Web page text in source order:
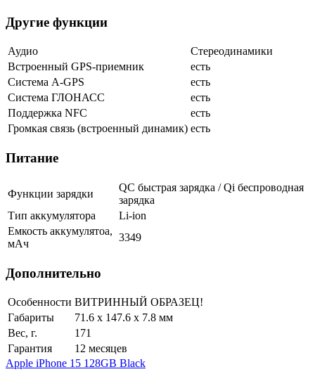
Другие функции
Аудио
Стереодинамики
Встроенный GPS-приемник
есть
Cистема A-GPS
есть
Система ГЛОНАСС
есть
Поддержка NFC
есть
Громкая связь (встроенный динамик) есть
Питание
Функции зарядки
QC быстрая зарядка / Qi беспроводная
зарядка
Тип аккумулятора
Li-ion
Емкость аккумулятоа,
мАч
3349
Дополнительно
Особенности ВИТРИННЫЙ ОБРАЗЕЦ!
Габариты
71.6 х 147.6 х 7.8 мм
Вес, г.
171
Гарантия
12 месяцев
Apple iPhone 15 128GB Black